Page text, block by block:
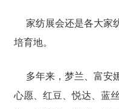
家纺展会还是各大家
培育地。
多年来，梦兰、富安
心愿、红豆、悦达、蓝